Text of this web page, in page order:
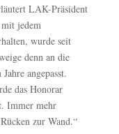
LAK-Präsident
jedem
wurde seit
denn an die
angepasst.
das Honorar
Immer mehr
zur Wand.“